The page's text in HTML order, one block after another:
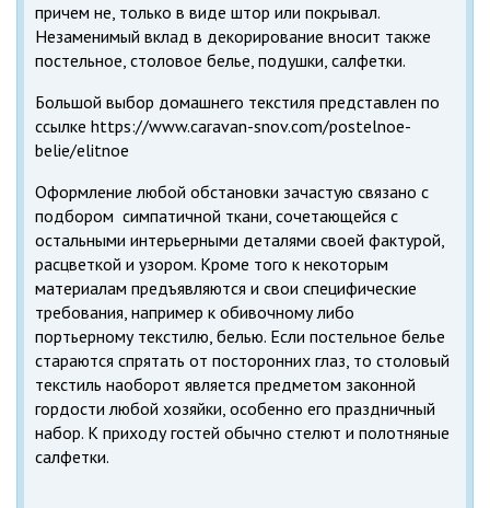
причем не, только в виде штор или покрывал.
Незаменимый вклад в декорирование вносит также
постельное, столовое белье, подушки, салфетки.
Большой выбор домашнего текстиля представлен по
ссылке https://www.caravan-snov.com/postelnoe-
belie/elitnoe
Оформление любой обстановки зачастую связано с
подбором симпатичной ткани, сочетающейся с
остальными интерьерными деталями своей фактурой,
расцветкой и узором. Кроме того к некоторым
материалам предъявляются и свои специфические
требования, например к обивочному либо
портьерному текстилю, белью. Если постельное белье
стараются спрятать от посторонних глаз, то столовый
текстиль наоборот является предметом законной
гордости любой хозяйки, особенно его праздничный
набор. К приходу гостей обычно стелют и полотняные
салфетки.